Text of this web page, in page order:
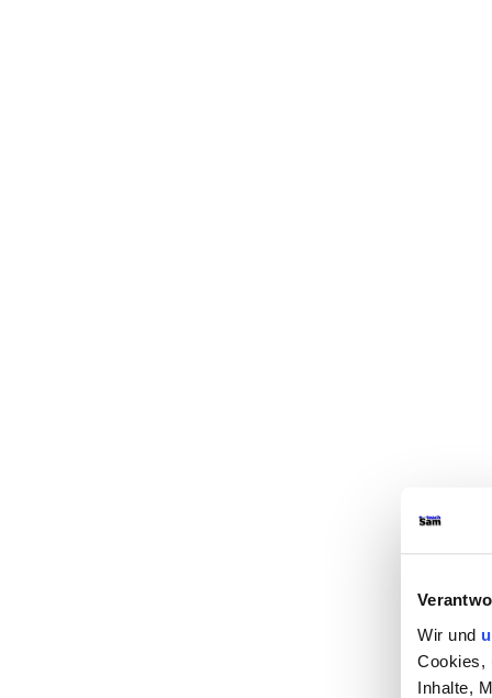
Wir und
Cookies,
Inhalte,